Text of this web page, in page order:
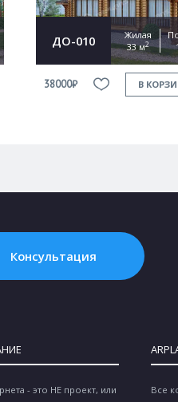
ДО-010
Жилая
33 м2
38000₽ В
Консультация
- это НЕ проект, или
Все